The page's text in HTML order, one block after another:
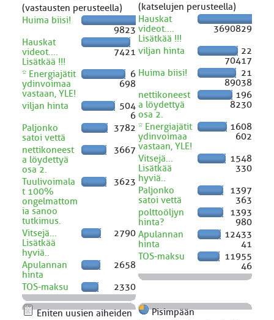
(vastausten perusteella)
Huima biisi!
9823
Hauskat
videot....
Lisätkää !!!
7421
* Energiajätit
ydinvoimaa
vastaan, YLE!
6
698
viljan hinta
504
6
Paljonko
satoi vettä
3782
nettikoneest
a löydettyä
osa 2.
3667
Tuulivoimala
t 100%
ongelmattom
ia sanoo
tutkimus.
3623
Vitsejä...
Lisätkää
hyviä..
2790
Apulannan
hinta
2658
TOS-maksu
2330
(katselujen perusteella)
Hauskat
videot....
Lisätkää !!!
3690829
viljan hinta
22
70417
Huima biisi!
21
89038
nettikoneest
a löydettyä
osa 2.
196
8230
* Energiajätit
ydinvoimaa
vastaan, YLE!
1608
602
Vitsejä...
Lisätkää
hyviä..
1548
330
Paljonko
satoi vettä
1397
363
polttoöljyn
hinta?
1393
980
Apulannan
hinta
12433
41
TOS-maksu
11955
46
Eniten uusien aiheiden
Pisimpään